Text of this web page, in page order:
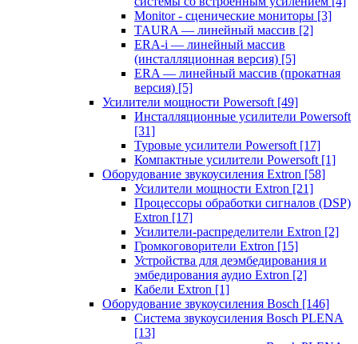
Monitor - сценические мониторы [3]
TAURA — линейный массив [2]
ERA-i — линейный массив
(инсталляционная версия) [5]
ERA — линейный массив (прокатная
версия) [5]
Усилители мощности Powersoft [49]
Инсталляционные усилители Powersoft
[31]
Туровые усилители Powersoft [17]
Компактные усилители Powersoft [1]
Оборудование звукоусиления Extron [58]
Усилители мощности Extron [21]
Процессоры обработки сигналов (DSP)
Extron [17]
Усилители-распределители Extron [2]
Громкоговорители Extron [15]
Устройства для деэмбедирования и
эмбедирования аудио Extron [2]
Кабели Extron [1]
Оборудование звукоусиления Bosch [146]
Система звукоусиления Bosch PLENA
[13]